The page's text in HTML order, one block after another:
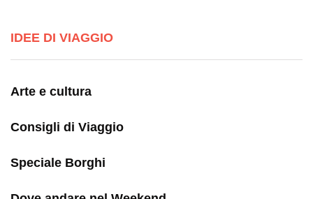
IDEE DI VIAGGIO
Arte e cultura
Consigli di Viaggio
Speciale Borghi